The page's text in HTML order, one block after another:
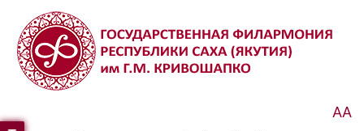
Перейти
основному
содержанию
АА